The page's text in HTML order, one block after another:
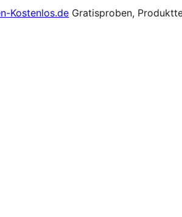
Gratisproben,